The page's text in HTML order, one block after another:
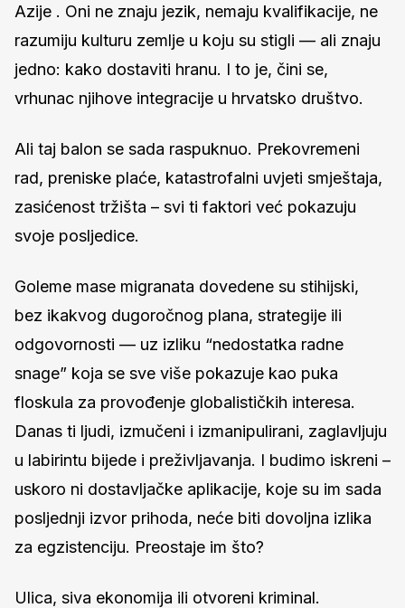
Azije . Oni ne znaju jezik, nemaju kvalifikacije, ne
razumiju kulturu zemlje u koju su stigli — ali znaju
jedno: kako dostaviti hranu. I to je, čini se,
vrhunac njihove integracije u hrvatsko društvo.
Ali taj balon se sada raspuknuo. Prekovremeni
rad, preniske plaće, katastrofalni uvjeti smještaja,
zasićenost tržišta – svi ti faktori već pokazuju
svoje posljedice.
Goleme mase migranata dovedene su stihijski,
bez ikakvog dugoročnog plana, strategije ili
odgovornosti — uz izliku “nedostatka radne
snage” koja se sve više pokazuje kao puka
floskula za provođenje globalističkih interesa.
Danas ti ljudi, izmučeni i izmanipulirani, zaglavljuju
u labirintu bijede i preživljavanja. I budimo iskreni –
uskoro ni dostavljačke aplikacije, koje su im sada
posljednji izvor prihoda, neće biti dovoljna izlika
za egzistenciju. Preostaje im što?
Ulica, siva ekonomija ili otvoreni kriminal.